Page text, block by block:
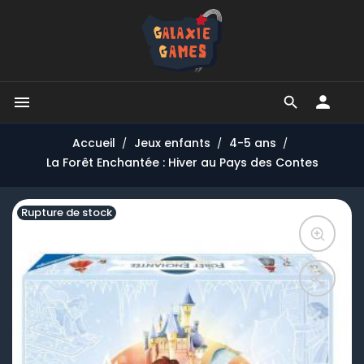


Accueil Jeux enfants
4-5 ans
La Forêt Enchantée : Hiver au Pays des Contes
Rupture de stock